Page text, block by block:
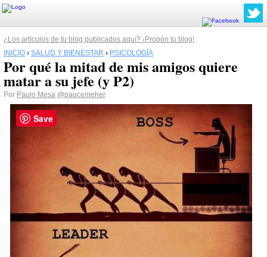
¿Los artículos de tu blog publicados aquí? ¡Propón tu blog!
INICIO › SALUD Y BIENESTAR › PSICOLOGÍA
Por qué la mitad de mis amigos quiere
matar a su jefe (y P2)
Por Paulo Mesa @paucemeher
Save